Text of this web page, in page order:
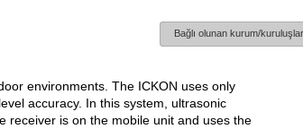
Bağlı olunan kurum/
environments. The ICKON uses only
accuracy. In this system, ultrasonic
receiver is on the mobile unit and uses the